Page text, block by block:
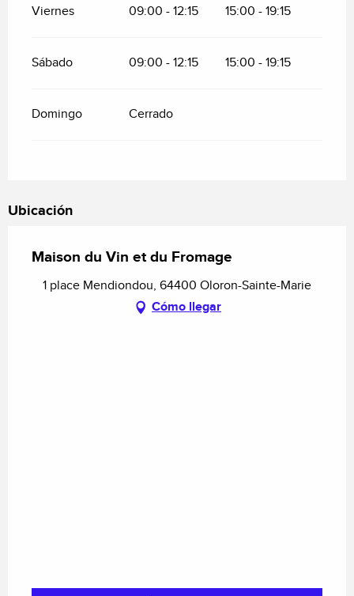
Viernes 09:00 - 12:15 15:00 - 19:15
Sábado 09:00 - 12:15 15:00 - 19:15
Domingo Cerrado
Ubicación
Maison du Vin et du Fromage
1 place Mendiondou, 64400 Oloron-Sainte-Marie
Cómo llegar